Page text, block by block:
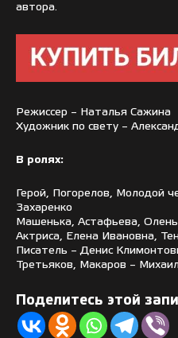
автора.
Режиссер – Наталья Сажина
Художник по свету –
В ролях:
Герой, Погорелов, Молодой
Захаренко
Машенька, Астафьева,
Актриса, Елена Ивановна,
Писатель – Денис
Третьяков, Макаров –
Поделитесь этой